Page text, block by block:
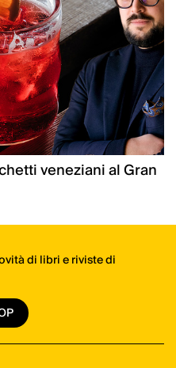
veneziani al Gran
di libri e riviste di